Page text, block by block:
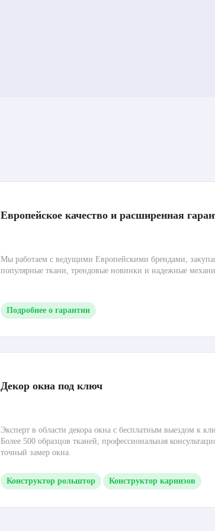
Европейское качество и расширенная
Мы работаем с ведущими Европейскими брендами,
популярные ткани, трендовые новинки и надежные
Подробнее о гарантии
Декор окна под ключ
Эксперт в области декора окна с бесплатным выездом к
Более 500 образцов тканей, профессиональная
точный замер окна.
Конструктор рольштор Конструктор карнизов